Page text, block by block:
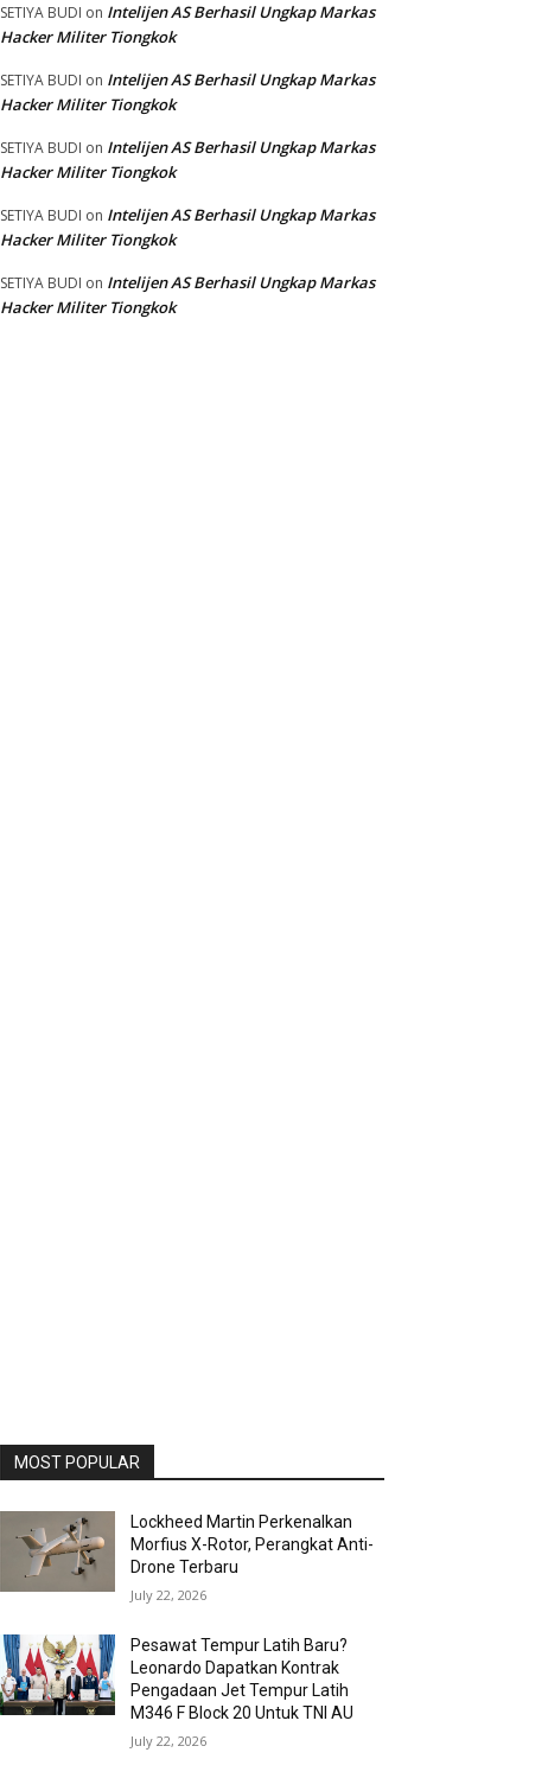
SETIYA BUDI on Intelijen AS Berhasil Ungkap Markas
Hacker Militer Tiongkok
SETIYA BUDI on Intelijen AS Berhasil Ungkap Markas
Hacker Militer Tiongkok
SETIYA BUDI on Intelijen AS Berhasil Ungkap Markas
Hacker Militer Tiongkok
SETIYA BUDI on Intelijen AS Berhasil Ungkap Markas
Hacker Militer Tiongkok
SETIYA BUDI on Intelijen AS Berhasil Ungkap Markas
Hacker Militer Tiongkok